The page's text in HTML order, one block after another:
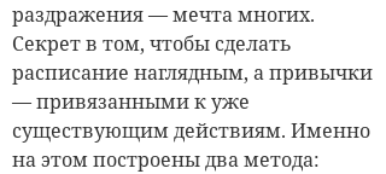
раздражения — мечта многих.
Секрет в том, чтобы сделать
расписание наглядным, а привычки
— привязанными к уже
существующим действиям. Именно
на этом построены два метода: